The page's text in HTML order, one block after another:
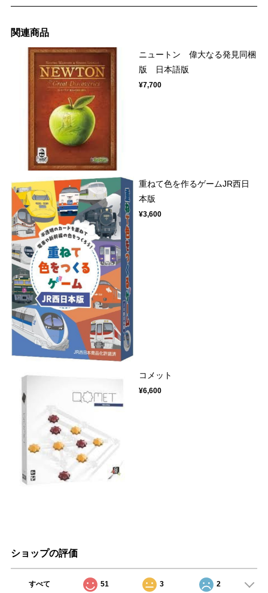
関連商品
ニュートン 偉大なる発見同梱
版 日本語版
¥7,700
重ねて色を作るゲームJR西日
本版
¥3,600
コメット
¥6,600
ショップの評価
すべて 51 3 2